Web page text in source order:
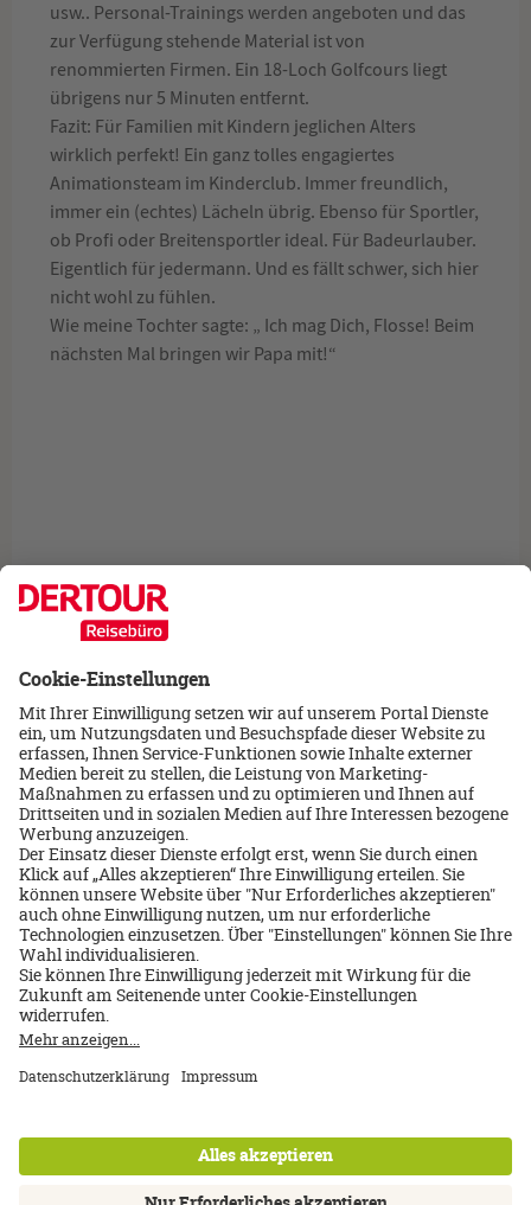
usw.. Personal-Trainings werden angeboten und das
zur Verfügung stehende Material ist von
renommierten Firmen. Ein 18-Loch Golfcours liegt
übrigens nur 5 Minuten entfernt.
Fazit: Für Familien mit Kindern jeglichen Alters
wirklich perfekt! Ein ganz tolles engagiertes
Animationsteam im Kinderclub. Immer freundlich,
immer ein (echtes) Lächeln übrig. Ebenso für Sportler,
ob Profi oder Breitensportler ideal. Für Badeurlauber.
Eigentlich für jedermann. Und es fällt schwer, sich hier
nicht wohl zu fühlen.
Wie meine Tochter sagte: „ Ich mag Dich, Flosse! Beim
nächsten Mal bringen wir Papa mit!“
‹
Über uns
DatenschutzAGBNutzungsbedingungen